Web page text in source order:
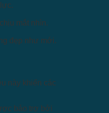
mắt nhìn.
đẹp như mới.
này khiến các
bảo trợ bởi